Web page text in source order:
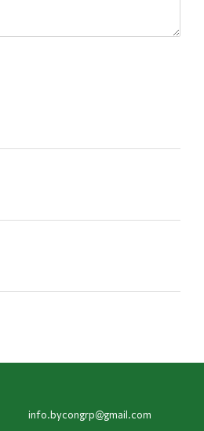
info.bycongrp@gmail.com